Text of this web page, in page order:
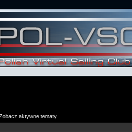
aktywne tematy